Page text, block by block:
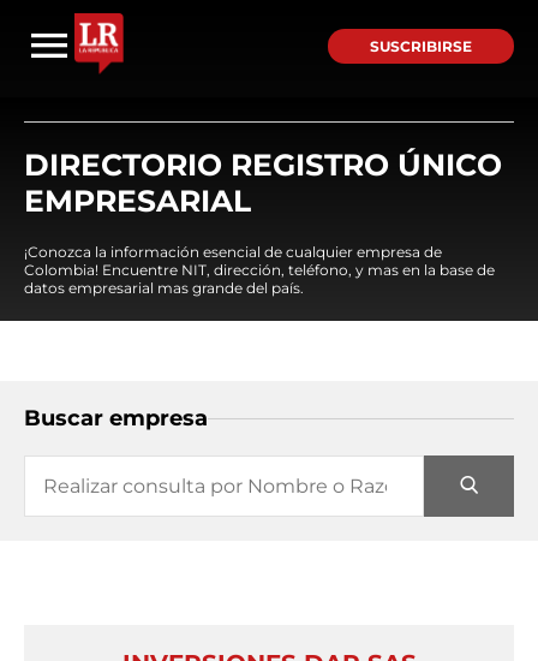
SUSCRIBIRSE
DIRECTORIO REGISTRO ÚNICO
EMPRESARIAL
¡Conozca la información esencial de cualquier empresa de
Colombia! Encuentre NIT, dirección, teléfono, y mas en la base de
datos empresarial mas grande del país.
Buscar empresa